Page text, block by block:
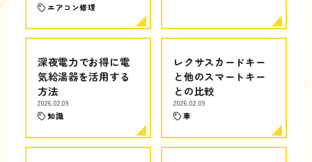
エアコン修理
深夜電力でお得に電
気給湯器を活用する
方法
2026.02.09
知識
レクサスカードキー
と他のスマートキー
との比較
2026.02.09
車